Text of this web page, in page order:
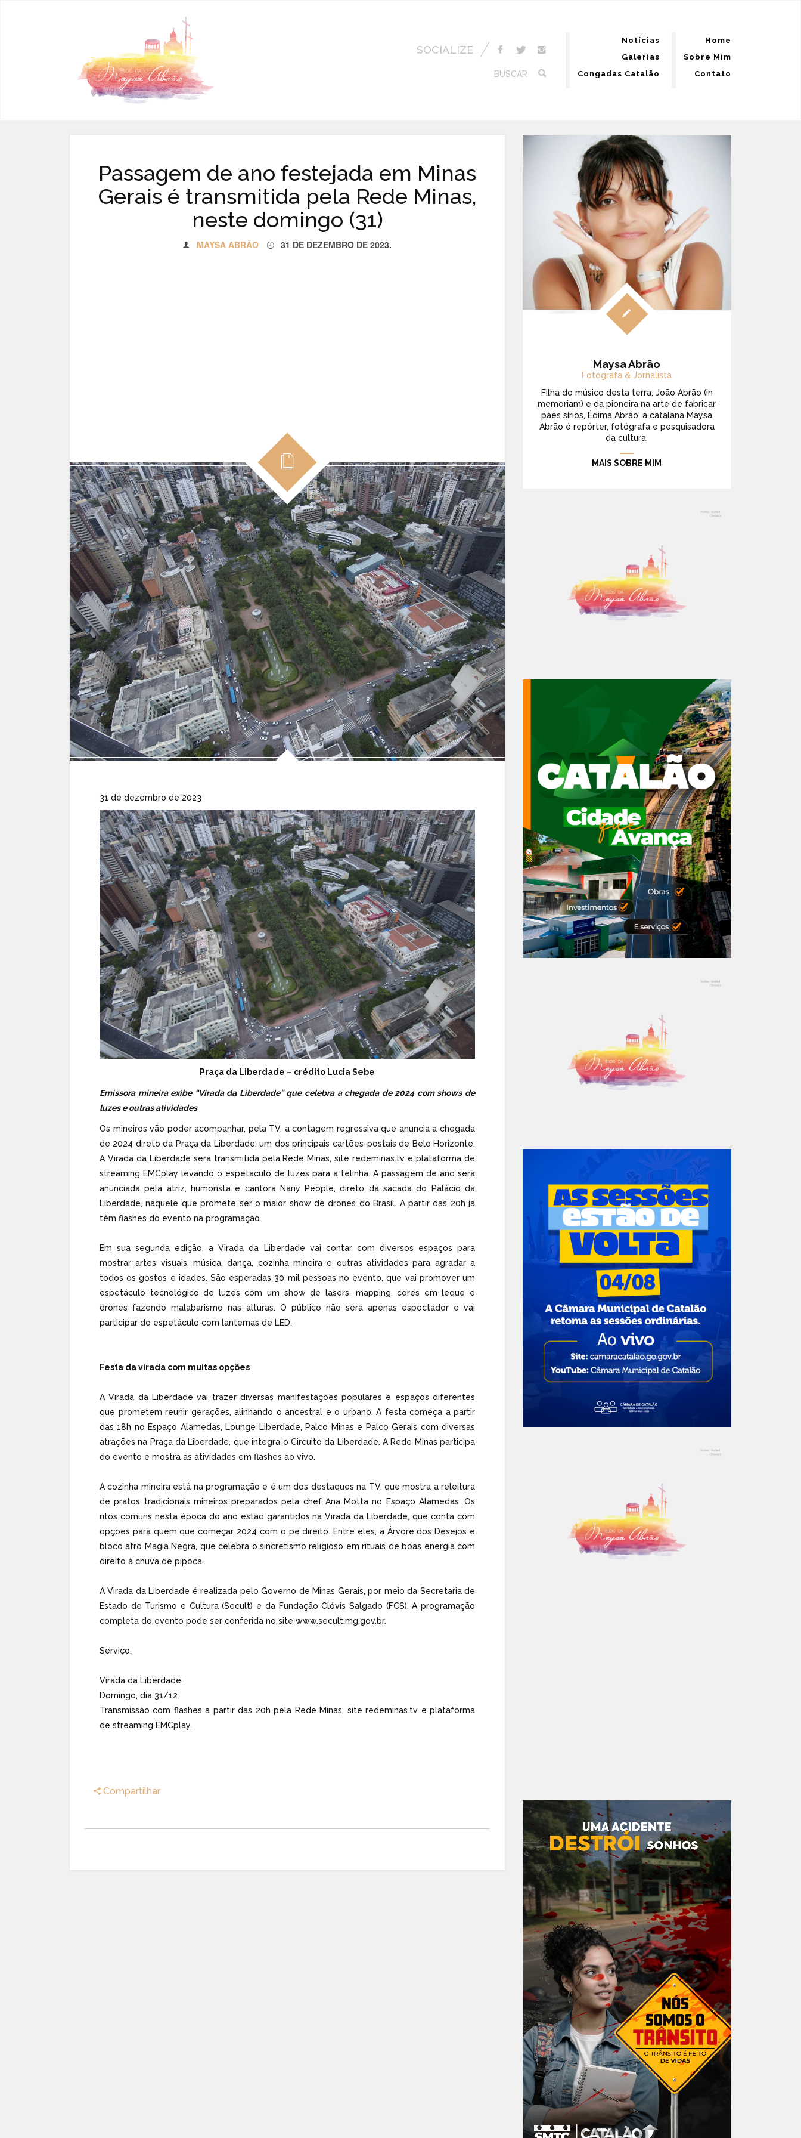
SOCIALIZE
BUSCAR
Notícias
Galerias
Congadas Catalão
Home
Sobre Mim
Contato
Passagem de ano festejada em Minas
Gerais é transmitida pela Rede Minas,
neste domingo (31)
MAYSA ABRÃO 31 DE DEZEMBRO DE 2023.
31 de dezembro de 2023
Praça da Liberdade – crédito Lucia Sebe
Emissora mineira exibe “Virada da Liberdade” que celebra a chegada de 2024 com shows de
luzes e outras atividades
Os mineiros vão poder acompanhar, pela TV, a contagem regressiva que anuncia a chegada
de 2024 direto da Praça da Liberdade, um dos principais cartões-postais de Belo Horizonte.
A Virada da Liberdade será transmitida pela Rede Minas, siteredeminas.tv e plataforma de
streaming EMCplay levando o espetáculo de luzes para a telinha. A passagem de ano será
anunciada pela atriz, humorista e cantora Nany People, direto da sacada do Palácio da
Liberdade, naquele que promete ser o maior show de drones do Brasil. A partir das 20h já
têm flashes do evento na programação.
Em sua segunda edição, a Virada da Liberdade vai contar com diversos espaços para
mostrar artes visuais, música, dança, cozinha mineira e outras atividades para agradar a
todos os gostos e idades. São esperadas 30 mil pessoas no evento, que vai promover um
espetáculo tecnológico de luzes com um show de lasers, mapping, cores em leque e
drones fazendo malabarismo nas alturas. O público não será apenas espectador e vai
participar do espetáculo com lanternas de LED.
Festa da virada com muitas opções
A Virada da Liberdade vai trazer diversas manifestações populares e espaços diferentes
que prometem reunir gerações, alinhando o ancestral e o urbano. A festa começa a partir
das 18h no Espaço Alamedas, Lounge Liberdade, Palco Minas e Palco Gerais com diversas
atrações na Praça da Liberdade, que integra o Circuito da Liberdade. A Rede Minas participa
do evento e mostra as atividades em flashes ao vivo.
A cozinha mineira está na programação e é um dos destaques na TV, que mostra a releitura
de pratos tradicionais mineiros preparados pela chef Ana Motta no Espaço Alamedas. Os
ritos comuns nesta época do ano estão garantidos na Virada da Liberdade, que conta com
opções para quem que começar 2024 com o pé direito. Entre eles, a Árvore dos Desejos e
bloco afro Magia Negra, que celebra o sincretismo religioso em rituais de boas energia com
direito à chuva de pipoca.
A Virada da Liberdade é realizada pelo Governo de Minas Gerais, por meio da Secretaria de
Estado de Turismo e Cultura (Secult) e da Fundação Clóvis Salgado (FCS). A programação
completa do evento pode ser conferida no site www.secult.mg.gov.br.
Serviço:
Virada da Liberdade:
Domingo, dia 31/12
Transmissão com flashes a partir das 20h pela Rede Minas, siteredeminas.tv e plataforma
de streaming EMCplay.
Compartilhar
Maysa Abrão
Fotógrafa & Jornalista
Filha do músico desta terra, João Abrão (in
memoriam) e da pioneira na arte de fabricar
pães sírios, Édima Abrão, a catalana Maysa
Abrão é repórter, fotógrafa e pesquisadora
da cultura.
MAIS SOBRE MIM